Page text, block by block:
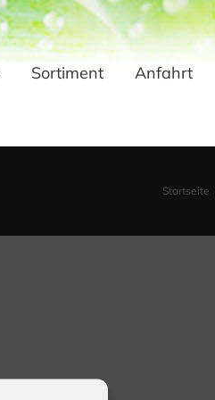
Sortiment Anfahrt
Startseite